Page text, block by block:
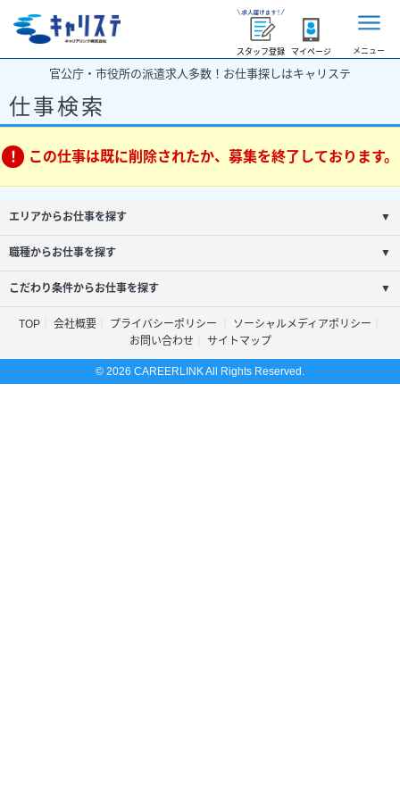
スタッフ登録 マイページ メニュー
官公庁・市役所の派遣求人多数！お仕事探しはキャリステ
仕事検索
この仕事は既に削除されたか、募集を終了しております。
エリアからお仕事を探す ▼
職種からお仕事を探す ▼
こだわり条件からお仕事を探す ▼
TOP 会社概要 プライバシーポリシー
ソーシャルメディアポリシー
お問い合わせ
サイトマップ
© 2026 CAREERLINK All Rights Reserved.